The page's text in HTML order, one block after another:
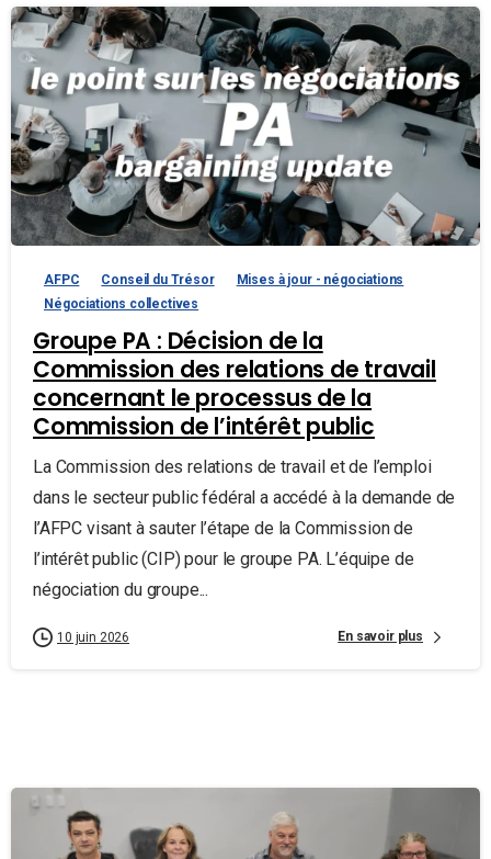
AFPC Conseil du Trésor
Mises à jour - négociations
Négociations collectives
Groupe PA : Décision de la
Commission des relations de travail
concernant le processus de la
Commission de l’intérêt public
La Commission des relations de travail et de l’emploi
dans le secteur public fédéral a accédé à la demande de
l’AFPC visant à sauter l’étape de la Commission de
l’intérêt public (CIP) pour le groupe PA. L’équipe de
négociation du groupe...
10 juin 2026 En savoir plus